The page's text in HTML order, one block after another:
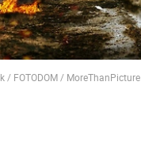
FOTODOM / MoreThanPicture